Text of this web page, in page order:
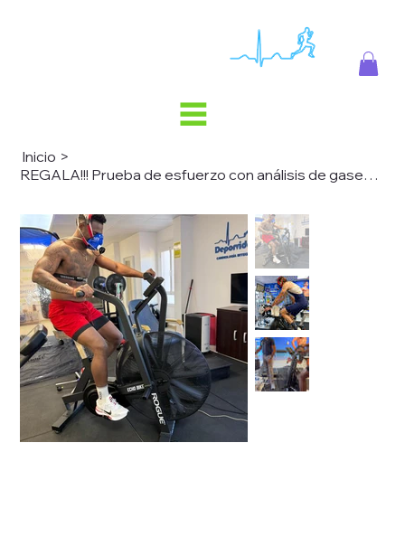
Inicio >
REGALA!!! Prueba de esfuerzo con análisis de gases respiratorios